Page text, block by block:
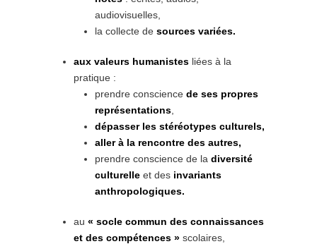
audiovisuelles,
la collecte de sources variées.
aux valeurs humanistes liées à la
pratique :
prendre conscience de ses propres
représentations
dépasser les stéréotypes culturels,
aller à la rencontre des autres,
prendre conscience de la diversité
culturelle et des invariants
anthropologiques.
au « socle commun des connaissances
et des compétences » scolaires,